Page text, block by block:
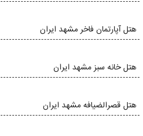
هتل آپارتمان فاخر مشهد ایران
هتل خانه سبز مشهد ایران
هتل قصرالضیافه مشهد ایران